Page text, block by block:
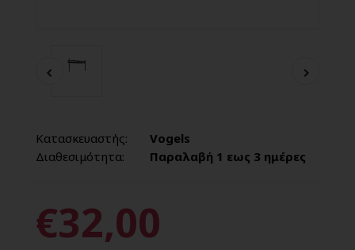
Κατασκευαστής:
Vogels
Διαθεσιμότητα:
Παραλαβή 1 εως 3 ημέρες
€32,00